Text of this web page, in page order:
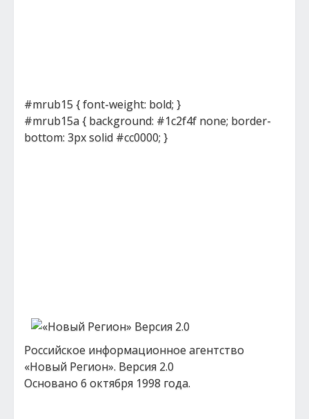
#mrub15 { font-weight: bold; }
#mrub15a { background: #1c2f4f none; border-
bottom: 3px solid #cc0000; }
Российское информационное агентство
«Новый Регион». Версия 2.0
Основано 6 октября 1998 года.